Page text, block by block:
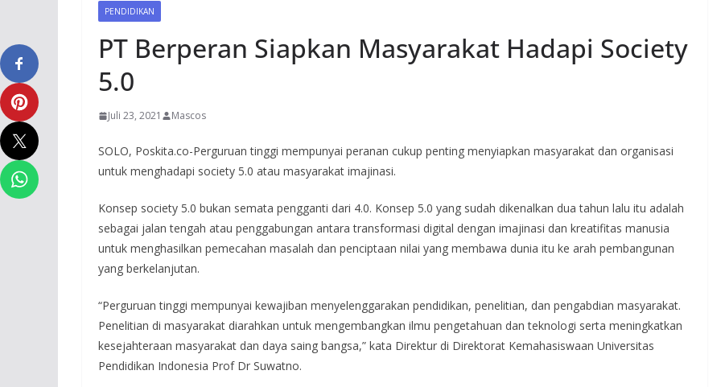
PENDIDIKAN
PT Berperan Siapkan Masyarakat Hadapi Society
5.0
Juli 23, 2021 Mascos
SOLO, Poskita.co-Perguruan tinggi mempunyai peranan cukup penting menyiapkan masyarakat dan organisasi
untuk menghadapi society 5.0 atau masyarakat imajinasi.
Konsep society 5.0 bukan semata pengganti dari 4.0. Konsep 5.0 yang sudah dikenalkan dua tahun lalu itu adalah
sebagai jalan tengah atau penggabungan antara transformasi digital dengan imajinasi dan kreatifitas manusia
untuk menghasilkan pemecahan masalah dan penciptaan nilai yang membawa dunia itu ke arah pembangunan
yang berkelanjutan.
“Perguruan tinggi mempunyai kewajiban menyelenggarakan pendidikan, penelitian, dan pengabdian masyarakat.
Penelitian di masyarakat diarahkan untuk mengembangkan ilmu pengetahuan dan teknologi serta meningkatkan
kesejahteraan masyarakat dan daya saing bangsa,” kata Direktur di Direktorat Kemahasiswaan Universitas
Pendidikan Indonesia Prof Dr Suwatno.